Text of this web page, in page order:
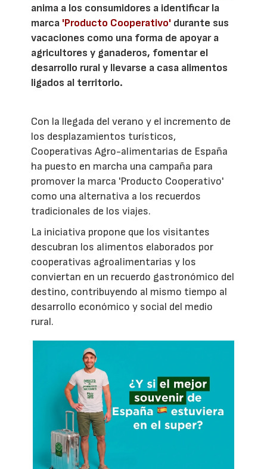
anima a los consumidores a identificar la
marca 'Producto Cooperativo' durante sus
vacaciones como una forma de apoyar a
agricultores y ganaderos, fomentar el
desarrollo rural y llevarse a casa alimentos
ligados al territorio.
Con la llegada del verano y el incremento de
los desplazamientos turísticos,
Cooperativas Agro-alimentarias de España
ha puesto en marcha una campaña para
promover la marca 'Producto Cooperativo'
como una alternativa a los recuerdos
tradicionales de los viajes.
La iniciativa propone que los visitantes
descubran los alimentos elaborados por
cooperativas agroalimentarias y los
conviertan en un recuerdo gastronómico del
destino, contribuyendo al mismo tiempo al
desarrollo económico y social del medio
rural.